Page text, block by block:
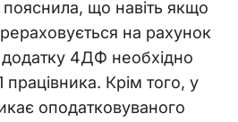
що навіть якщо
на рахунок
додатку 4ДФ необхідно
Крім того, у
оподатковуваного